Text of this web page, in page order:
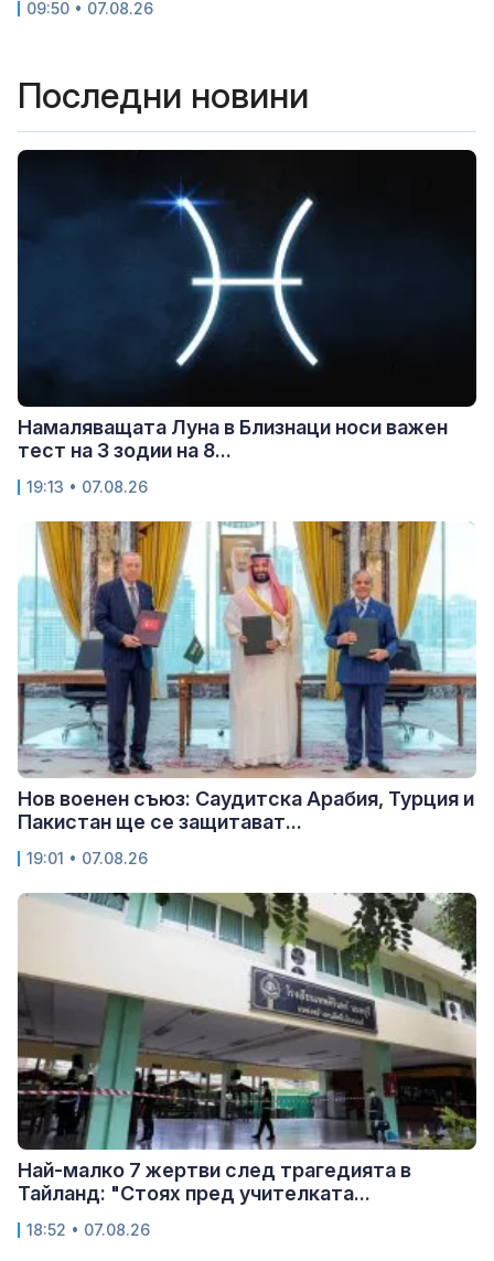
09:50 • 07.08.26
Последни новини
Намаляващата Луна в Близнаци носи важен
тест на 3 зодии на 8...
19:13 • 07.08.26
Нов военен съюз: Саудитска Арабия, Турция и
Пакистан ще се защитават...
19:01 • 07.08.26
Най-малко 7 жертви след трагедията в
Тайланд: "Стоях пред учителката...
18:52 • 07.08.26